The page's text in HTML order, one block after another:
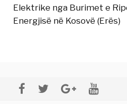
Elektrike nga Burimet e
Energjisë në Kosovë (Erës)